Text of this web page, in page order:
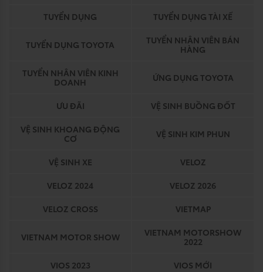
TUYỂN DỤNG
TUYỂN DỤNG TÀI XẾ
TUYỂN DỤNG TOYOTA
TUYỂN NHÂN VIÊN BÁN
HÀNG
TUYỂN NHÂN VIÊN KINH
DOANH
ỨNG DỤNG TOYOTA
ƯU ĐÃI
VỆ SINH BUỒNG ĐỐT
VỆ SINH KHOANG ĐỘNG
CƠ
VỆ SINH KIM PHUN
VỆ SINH XE
VELOZ
VELOZ 2024
VELOZ 2026
VELOZ CROSS
VIETMAP
VIETNAM MOTOR SHOW
VIETNAM MOTORSHOW
2022
VIOS 2023
VIOS MỚI